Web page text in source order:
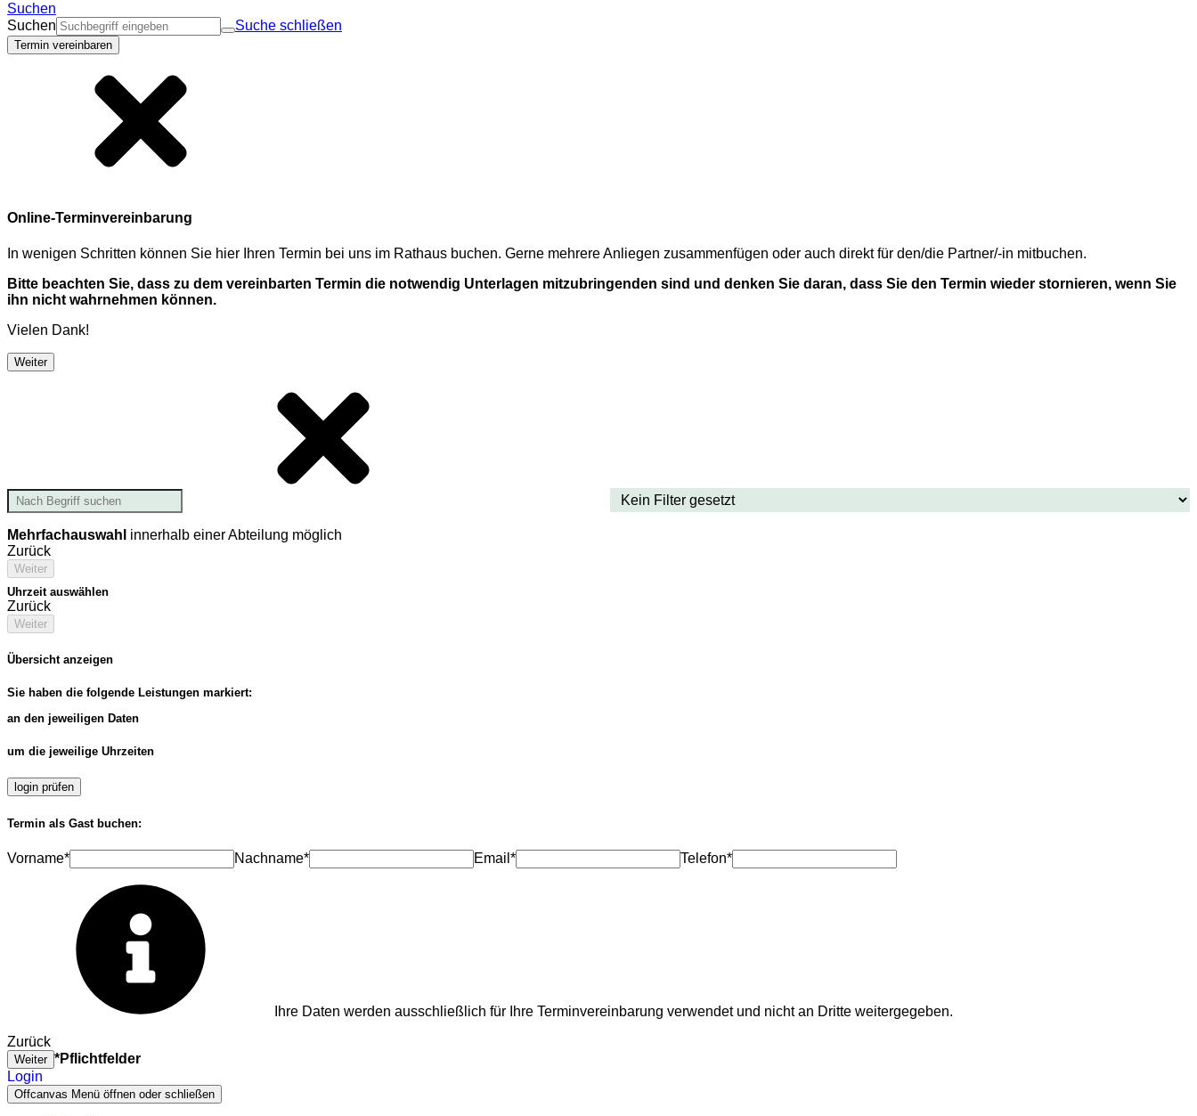
Suchen
Suchen
Suche schließen
Termin vereinbaren
Online-Terminvereinbarung
In wenigen Schritten können Sie hier Ihren Termin bei uns im Rathaus buchen. Gerne mehrere Anliegen zusammenfügen oder auch direkt für den/die Partner/-in mitbuchen.
Bitte beachten Sie, dass zu dem vereinbarten Termin die notwendig Unterlagen mitzubringenden sind und denken Sie daran, dass Sie den Termin wieder stornieren, wenn Sie
ihn nicht wahrnehmen können.
Vielen Dank!
Weiter
Mehrfachauswahl innerhalb einer Abteilung möglich
Zurück
Weiter
Uhrzeit auswählen
Zurück
Weiter
Übersicht anzeigen
Sie haben die folgende Leistungen markiert:
an den jeweiligen Daten
um die jeweilige Uhrzeiten
login prüfen
Termin als Gast buchen:
Vorname* Nachname* Email* Telefon*
Ihre Daten werden ausschließlich für Ihre Terminvereinbarung verwendet und nicht an Dritte weitergegeben.
Zurück
Weiter *Pflichtfelder
Login
Offcanvas Menü öffnen oder schließen